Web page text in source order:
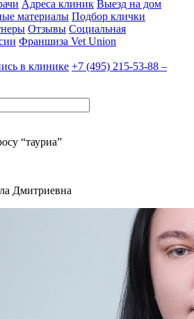
Адреса клиник Выезд на дом
материалы Подбор клички
Отзывы Социальная
Франшиза Vet Union
в клинике +7 (495) 215-53-88 –
“тауриа”
Дмитриевна